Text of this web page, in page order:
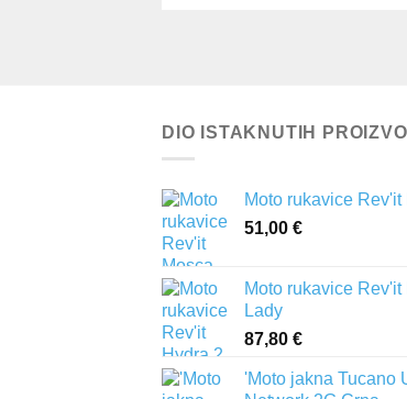
DIO ISTAKNUTIH
Moto rukavice
51,00 €
Moto rukavice
Lady
87,80 €
'Moto jakna Tucano